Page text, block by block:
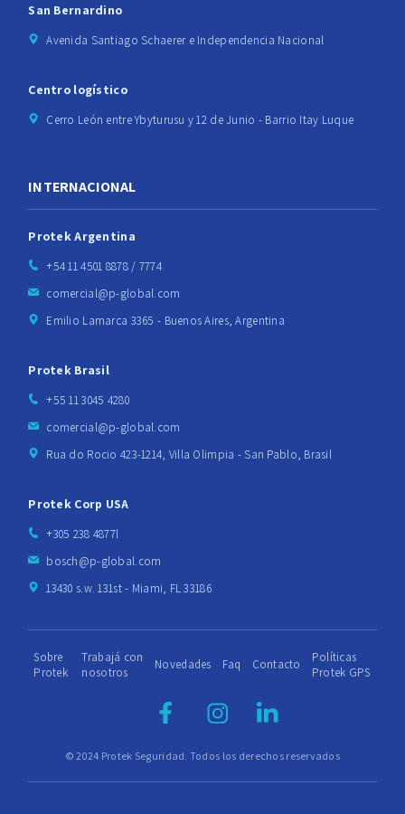
San Bernardino
Avenida Santiago Schaerer e Independencia Nacional
Centro logístico
Cerro León entre Ybyturusu y 12 de Junio - Barrio Itay Luque
INTERNACIONAL
Protek Argentina
+54 11 4501 8878 / 7774
comercial@p-global.com
Emilio Lamarca 3365 - Buenos Aires, Argentina
Protek Brasil
+55 11 3045 4280
comercial@p-global.com
Rua do Rocio 423-1214, Villa Olimpia - San Pablo, Brasil
Protek Corp USA
+305 238 4877l
bosch@p-global.com
13430 s.w. 131st - Miami, FL 33186
© 2024 Protek Seguridad. Todos los derechos reservados
Sobre
Protek
Trabajá con
nosotros
Novedades Faq Contacto
Políticas
Protek GPS